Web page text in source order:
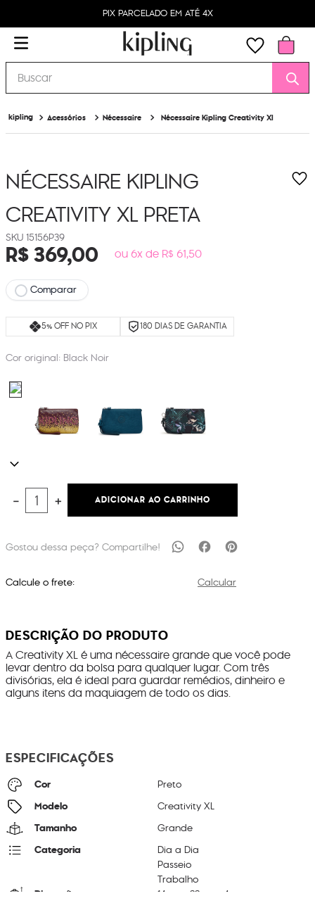
PIX PARCELADO EM ATÉ 4X
Buscar
Acessórios Nécessaire Nécessaire Kipling Creativity Xl
NÉCESSAIRE KIPLING
CREATIVITY XLPRETA
15156P39
R$369,00 ou 6x de R$ 61,50
Comparar
5% OFF NO PIX 180 DIAS DE GARANTIA
Cor original: Black Noir
＋
－ ADICIONAR AO CARRINHO
Calcule o frete: Calcular
DESCRIÇÃO DO PRODUTO
A Creativity XL é uma nécessaire grande que você pode
levar dentro da bolsa para qualquer lugar. Com três
divisórias, ela é ideal para guardar remédios, dinheiro e
alguns itens da maquiagem de todo os dias.
ESPECIFICAÇÕES
Cor Preto
Modelo Creativity XL
Tamanho Grande
Categoria
Dia a Dia
Passeio
Trabalho
Dimensões 14 22 4